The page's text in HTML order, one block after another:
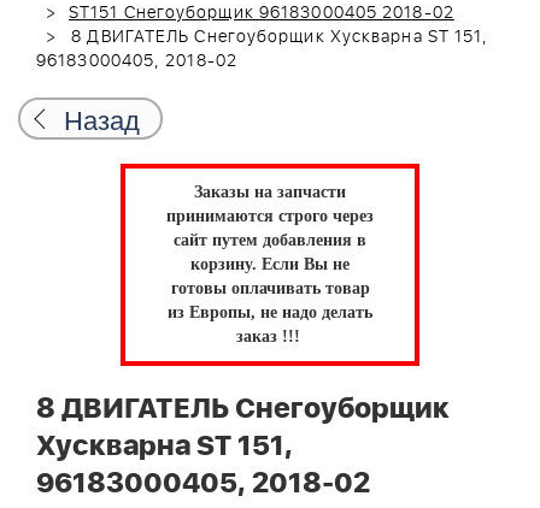
ST151 Снегоуборщик 96183000405 2018-02
8 ДВИГАТЕЛЬ Снегоуборщик Хускварна ST 151,
96183000405, 2018-02
Назад
Заказы на запчасти
принимаются строго через
сайт путем добавления в
корзину. Если Вы не
готовы оплачивать товар
из Европы, не надо делать
заказ !!!
8 ДВИГАТЕЛЬ Снегоуборщик
Хускварна ST 151,
96183000405, 2018-02